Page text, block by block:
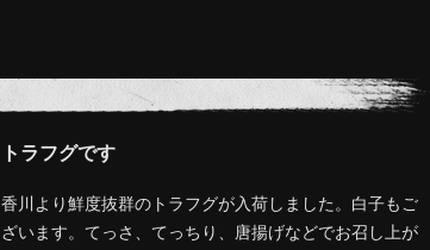
トラフグです
香川より鮮度抜群のトラフグが入荷しました。白子もご
ざいます。てっさ、てっちり、唐揚げなどでお召し上が